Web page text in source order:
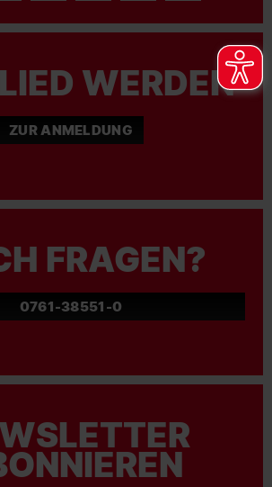
WERDEN
ZUR ANMELDUNG
FRAGEN?
0761-38551-0